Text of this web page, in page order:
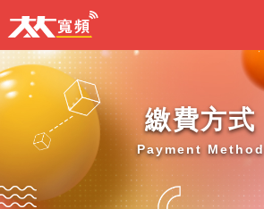
繳費方式
Payment Method